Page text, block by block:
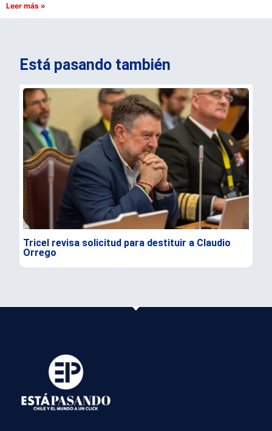
Leer más »
Está pasando también
Tricel revisa solicitud para destituir a Claudio
Orrego